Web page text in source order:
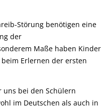
Störung benötigen eine
der
Maße haben Kinder
Erlernen der ersten
bei den Schülern
im Deutschen als auch in